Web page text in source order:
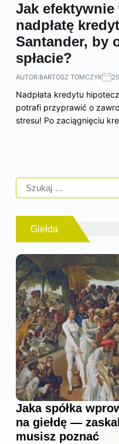
Jak
nadpłatę
Santander, by
spłacie?
AUTOR:BARTOSZ TOMCZYK
Nadpłata kredytu
potrafi przyprawić o
stresu! Po zaciągnięciu
Giełda
Jaka spółka
na giełdę —
musisz poznać